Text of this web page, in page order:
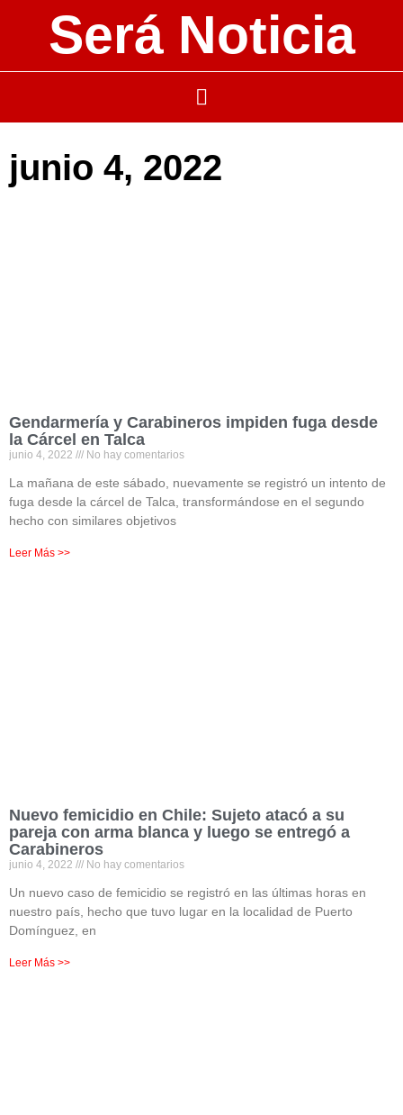
Será Noticia
junio 4, 2022
Gendarmería y Carabineros impiden fuga desde
la Cárcel en Talca
junio 4, 2022 No hay comentarios
La mañana de este sábado, nuevamente se registró un intento de
fuga desde la cárcel de Talca, transformándose en el segundo
hecho con similares objetivos
Leer Más >>
Nuevo femicidio en Chile: Sujeto atacó a su
pareja con arma blanca y luego se entregó a
Carabineros
junio 4, 2022 No hay comentarios
Un nuevo caso de femicidio se registró en las últimas horas en
nuestro país, hecho que tuvo lugar en la localidad de Puerto
Domínguez, en
Leer Más >>